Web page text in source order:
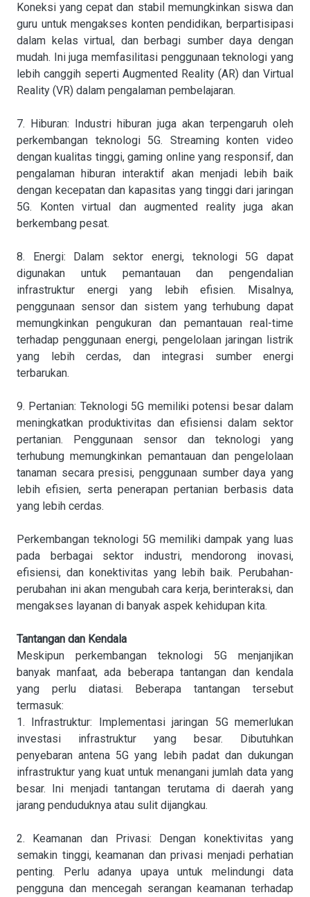
Koneksi yang cepat dan stabil memungkinkan siswa dan
guru untuk mengakses konten pendidikan, berpartisipasi
dalam kelas virtual, dan berbagi sumber daya dengan
mudah. Ini juga memfasilitasi penggunaan teknologi yang
lebih canggih seperti Augmented Reality (AR) dan Virtual
Reality (VR) dalam pengalaman pembelajaran.
7. Hiburan: Industri hiburan juga akan terpengaruh oleh
perkembangan teknologi 5G. Streaming konten video
dengan kualitas tinggi, gaming online yang responsif, dan
pengalaman hiburan interaktif akan menjadi lebih baik
dengan kecepatan dan kapasitas yang tinggi dari jaringan
5G. Konten virtual dan augmented reality juga akan
berkembang pesat.
8. Energi: Dalam sektor energi, teknologi 5G dapat
digunakan untuk pemantauan dan pengendalian
infrastruktur energi yang lebih efisien. Misalnya,
penggunaan sensor dan sistem yang terhubung dapat
memungkinkan pengukuran dan pemantauan real-time
terhadap penggunaan energi, pengelolaan jaringan listrik
yang lebih cerdas, dan integrasi sumber energi
terbarukan.
9. Pertanian: Teknologi 5G memiliki potensi besar dalam
meningkatkan produktivitas dan efisiensi dalam sektor
pertanian. Penggunaan sensor dan teknologi yang
terhubung memungkinkan pemantauan dan pengelolaan
tanaman secara presisi, penggunaan sumber daya yang
lebih efisien, serta penerapan pertanian berbasis data
yang lebih cerdas.
Perkembangan teknologi 5G memiliki dampak yang luas
pada berbagai sektor industri, mendorong inovasi,
efisiensi, dan konektivitas yang lebih baik. Perubahan-
perubahan ini akan mengubah cara kerja, berinteraksi, dan
mengakses layanan di banyak aspek kehidupan kita.
Tantangan dan Kendala
Meskipun perkembangan teknologi 5G menjanjikan
banyak manfaat, ada beberapa tantangan dan kendala
yang perlu diatasi. Beberapa tantangan tersebut
termasuk:
1. Infrastruktur: Implementasi jaringan 5G memerlukan
investasi infrastruktur yang besar. Dibutuhkan
penyebaran antena 5G yang lebih padat dan dukungan
infrastruktur yang kuat untuk menangani jumlah data yang
besar. Ini menjadi tantangan terutama di daerah yang
jarang penduduknya atau sulit dijangkau.
2. Keamanan dan Privasi: Dengan konektivitas yang
semakin tinggi, keamanan dan privasi menjadi perhatian
penting. Perlu adanya upaya untuk melindungi data
pengguna dan mencegah serangan keamanan terhadap